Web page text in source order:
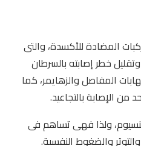
المضادة للأكسدة، والتى
خطر إصابته بالسرطان
المفاصل والزهايمر، كما
من الإصابة بالتجاعيد.
ولذا فهى تساهم فى
والضغوط النفسية.